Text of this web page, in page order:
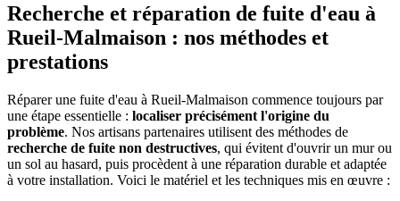
Recherche et réparation de fuite d'eau à
Rueil-Malmaison : nos méthodes et
prestations
Réparer une fuite d'eau à Rueil-Malmaison commence toujours par
une étape essentielle : localiser précisément l'origine du
problème. Nos artisans partenaires utilisent des méthodes de
recherche de fuite non destructives, qui évitent d'ouvrir un mur ou
un sol au hasard, puis procèdent à une réparation durable et adaptée
à votre installation. Voici le matériel et les techniques mis en œuvre :